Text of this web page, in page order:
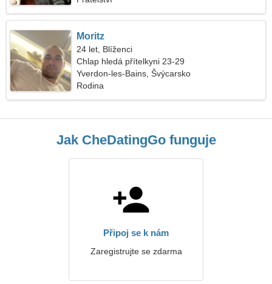
Moritz
24 let, Blíženci
Chlap hledá přítelkyni 23-29
Yverdon-les-Bains, Švýcarsko
Rodina
Jak CheDatingGo funguje
Připoj se k nám
Zaregistrujte se zdarma